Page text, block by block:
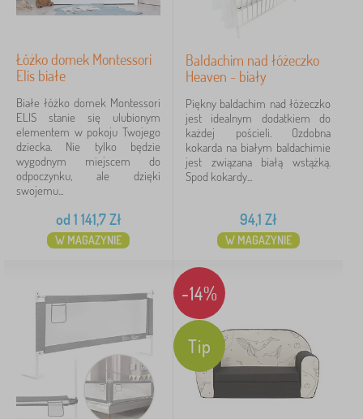
Usuń FILTRACJA
Łóżko domek Montessori
Elis białe
Białe łóżko domek Montessori
ELIS stanie się ulubionym
elementem w pokoju Twojego
dziecka. Nie tylko będzie
wygodnym miejscem do
odpoczynku, ale dzięki
swojemu...
od 1 141,7Zł
W MAGAZYNIE
Baldachim nad łóżeczko
Heaven - biały
Piękny baldachim nad łóżeczko
jest idealnym dodatkiem do
każdej pościeli. Ozdobna
kokarda na białym baldachimie
jest związana białą wstążką.
Spod kokardy...
94,1 Zł
W MAGAZYNIE
-14%
Tip